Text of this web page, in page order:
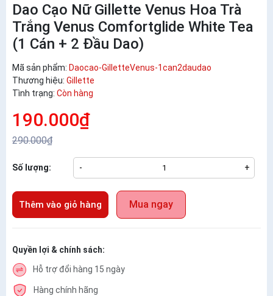
Dao Cạo Nữ Gillette Venus Hoa Trà
Trắng Venus Comfortglide White Tea
(1 Cán + 2 Đầu Dao)
Mã sản phẩm: Daocao-GilletteVenus-1can2daudao
Thương hiệu: Gillette
Tình trạng: Còn hàng
190.000₫
290.000₫
Số lượng: - +
Thêm vào giỏ hàng Mua ngay
Quyền lợi & chính sách:
Hỗ trợ đổi hàng 15 ngày
Hàng chính hãng